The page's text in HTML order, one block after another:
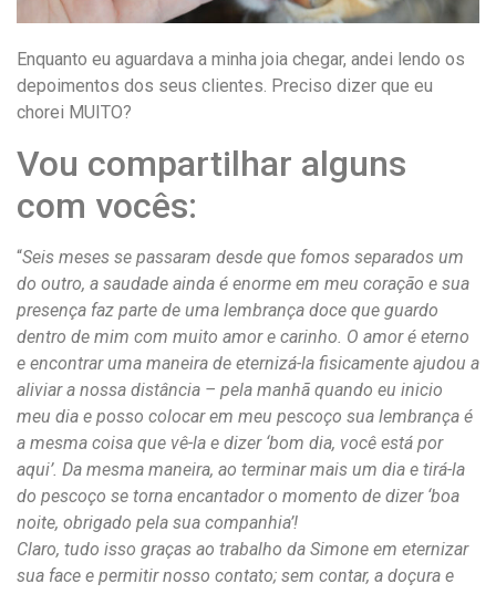
Enquanto eu aguardava a minha joia chegar, andei lendo os
depoimentos dos seus clientes. Preciso dizer que eu
chorei MUITO?
Vou compartilhar alguns
com vocês:
“Seis meses se passaram desde que fomos separados um
do outro, a saudade ainda é enorme em meu coração e sua
presença faz parte de uma lembrança doce que guardo
dentro de mim com muito amor e carinho. O amor é eterno
e encontrar uma maneira de eternizá-la fisicamente ajudou a
aliviar a nossa distância – pela manhã quando eu inicio
meu dia e posso colocar em meu pescoço sua lembrança é
a mesma coisa que vê-la e dizer ‘bom dia, você está por
aqui’. Da mesma maneira, ao terminar mais um dia e tirá-la
do pescoço se torna encantador o momento de dizer ‘boa
noite, obrigado pela sua companhia’!
Claro, tudo isso graças ao trabalho da Simone em eternizar
sua face e permitir nosso contato; sem contar, a doçura e